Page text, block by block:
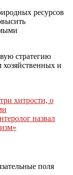
ресурсов
стратегию
хозяйственных и
хитрости, о
назвал
поля